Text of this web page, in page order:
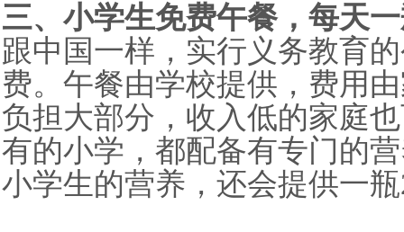
三、小学生免费午餐，每天
跟中国一样，实行义务教育
费。午餐由学校提供，费用
负担大部分，收入低的家庭
有的小学，都配备有专门的
小学生的营养，还会提供一